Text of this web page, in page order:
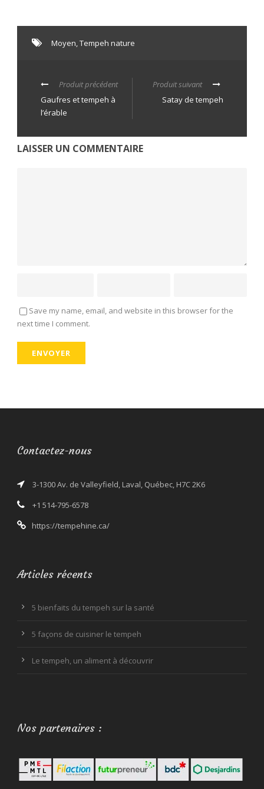
Moyen,Tempeh nature
Produit précédent
Gaufres et tempeh à
l’érable
Produit suivant
Satay de tempeh
LAISSER UN COMMENTAIRE
Save my name, email, and website in this browser for the
next time I comment.
Contactez-nous
3-1300 Av. de Valleyfield, Laval, Québec, H7C 2K6
+1 514-795-6578
https://tempehine.ca/
Articles récents
5 bienfaits du tempeh sur la santé
5 façons de cuisiner le tempeh
Le tempeh, un aliment à découvrir
Nos partenaires :